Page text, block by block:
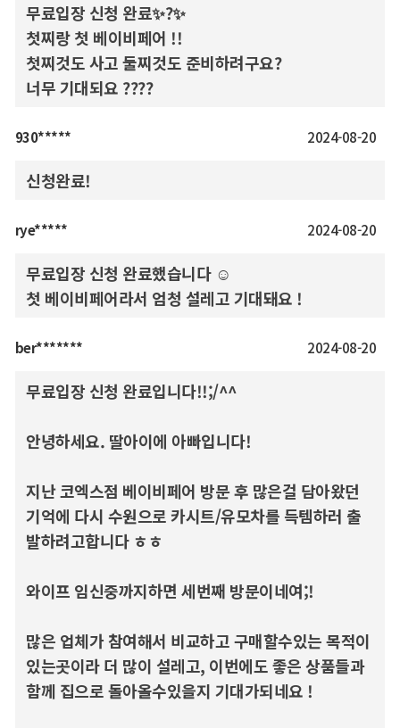
무료입장 신청 완료✨️?✨️
첫찌랑 첫 베이비페어 !!
첫찌것도 사고 둘찌것도 준비하려구요?
너무 기대되요 ????
930***** 2024-08-20
신청완료!
rye***** 2024-08-20
무료입장 신청 완료했습니다 ☺️
첫 베이비페어라서 엄청 설레고 기대돼요 !
ber******* 2024-08-20
무료입장 신청 완료입니다!!;/^^
안녕하세요. 딸아이에 아빠입니다!
지난 코엑스점 베이비페어 방문 후 많은걸 담아왔던
기억에 다시 수원으로 카시트/유모차를 득템하러 출
발하려고합니다 ㅎㅎ
와이프 임신중까지하면 세번째 방문이네여;!
많은 업체가 참여해서 비교하고 구매할수있는 목적이
있는곳이라 더 많이 설레고, 이번에도 좋은 상품들과
함께 집으로 돌아올수있을지 기대가되네요 !